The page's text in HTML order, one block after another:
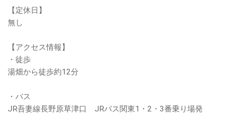
【定休日】
無し
【アクセス情報】
・徒歩
湯畑から徒歩約12分
・バス
JR吾妻線長野原草津口 JRバス関東1・2・3番乗り場発